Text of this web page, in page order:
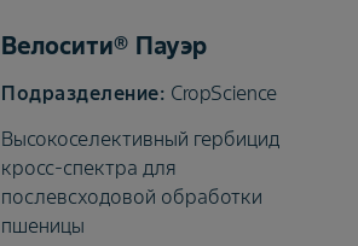
Велосити® Пауэр
CropScience
Высокоселективный гербицид
кросс-спектра для
послевсходовой обработки
пшеницы